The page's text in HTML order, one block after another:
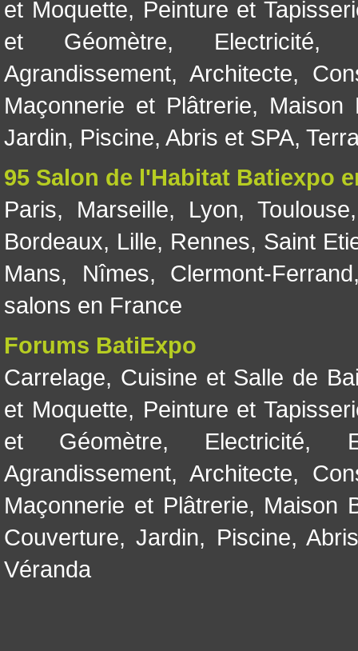
et Moquette, Peinture et
et Géomètre, Electricité
Agrandissement, Architecte,
Maçonnerie et Plâtrerie, Maison
Jardin, Piscine, Abris et SPA,
95 Salon de l'Habitat Batiexpo
Paris, Marseille, Lyon, Toulouse
Bordeaux, Lille, Rennes, Saint
Mans, Nîmes, Clermont-Ferrand
salons en France
Forums BatiExpo
Carrelage, Cuisine et Salle de
et Moquette, Peinture et
et Géomètre, Electricité,
Agrandissement, Architecte,
Maçonnerie et Plâtrerie, Maison
Couverture,Jardin, Piscine,
Véranda